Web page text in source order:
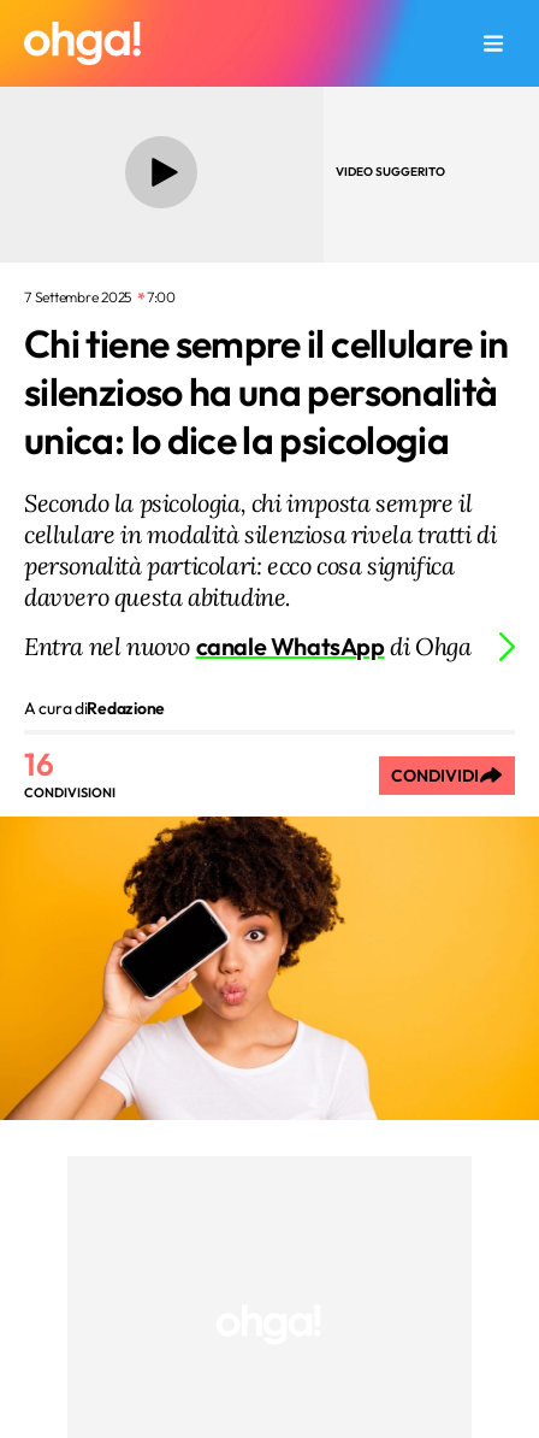
VIDEO SUGGERITO
7 Settembre 2025 7:00
Chi tiene sempre il cellulare in
silenzioso ha una personalità
unica: lo dice la psicologia
Secondo la psicologia, chi imposta sempre il
cellulare in modalità silenziosa rivela tratti di
personalità particolari: ecco cosa significa
davvero questa abitudine.
Entra nel nuovo canale WhatsAppdi Ohga
A cura diRedazione
16
CONDIVISIONI
CONDIVIDI